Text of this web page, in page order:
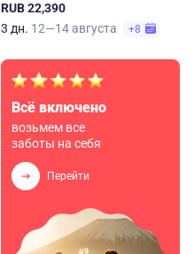
RUB 22,390
3 дн. 12—14 августа +8
Всё включено
возьмем все
заботы на себя
Перейти